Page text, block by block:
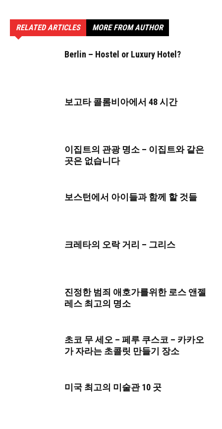
RELATED ARTICLES MORE FROM AUTHOR
Berlin – Hostel or Luxury Hotel?
보고타 콜롬비아에서 48 시간
이집트의 관광 명소 – 이집트와 같은
곳은 없습니다
보스턴에서 아이들과 함께 할 것들
크레타의 오락 거리 – 그리스
진정한 범죄 애호가를위한 로스 앤젤
레스 최고의 명소
초코 무 세오 – 페루 쿠스코 – 카카오
가 자라는 초콜릿 만들기 장소
미국 최고의 미술관 10 곳